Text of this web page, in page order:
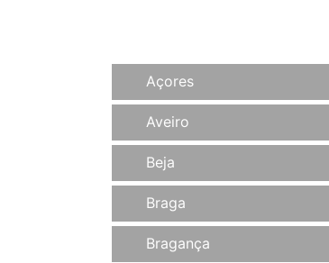
Açores
Aveiro
Beja
Braga
Bragança